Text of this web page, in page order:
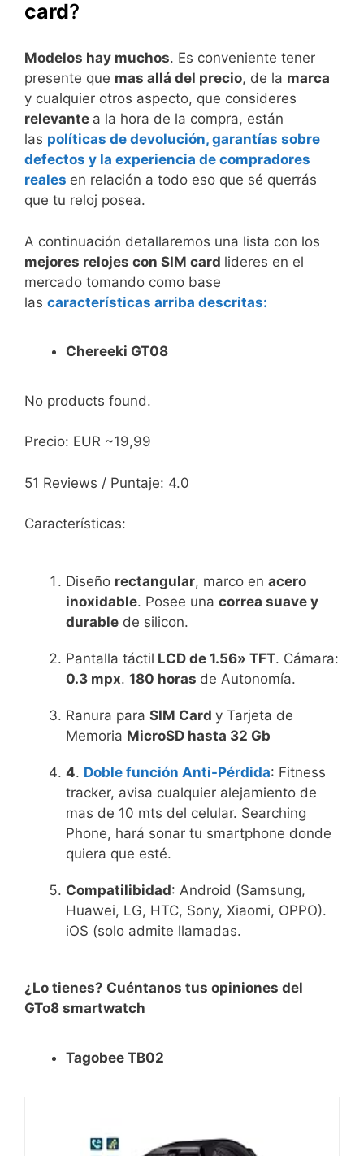
card?
Modelos hay muchos. Es conveniente tener
presente que mas allá del precio, de la marca
y cualquier otros aspecto, que consideres
relevante a la hora de la compra, están
las políticas de devolución, garantías sobre
defectos y la experiencia de compradores
reales en relación a todo eso que sé querrás
que tu reloj posea.
A continuación detallaremos una lista con los
mejores relojes con SIM card lideres en el
mercado tomando como base
las características arriba descritas:
Chereeki GT08
No products found.
Precio: EUR ~19,99
51 Reviews / Puntaje: 4.0
Características:
Diseño rectangular, marco en acero
inoxidable. Posee una correa suave y
durable de silicon.
Pantalla táctil LCD de 1.56» TFT. Cámara:
0.3 mpx. 180 horas de Autonomía.
Ranura para SIM Card y Tarjeta de
Memoria MicroSD hasta 32 Gb
4. Doble función Anti-Pérdida: Fitness
tracker, avisa cualquier alejamiento de
mas de 10 mts del celular. Searching
Phone, hará sonar tu smartphone donde
quiera que esté.
Compatilibidad: Android (Samsung,
Huawei, LG, HTC, Sony, Xiaomi, OPPO).
iOS (solo admite llamadas.
¿Lo tienes? Cuéntanos tus opiniones del
GTo8 smartwatch
Tagobee TB02